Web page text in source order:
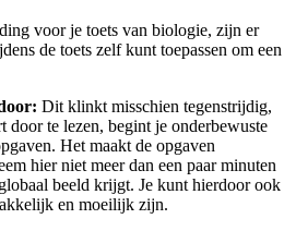
voor je toets van biologie, zijn er
de toets zelf kunt toepassen om een
Dit klinkt misschien tegenstrijdig,
door te lezen, begint je onderbewuste
Het maakt de opgaven
hier niet meer dan een paar minuten
beeld krijgt. Je kunt hierdoor ook
en moeilijk zijn.